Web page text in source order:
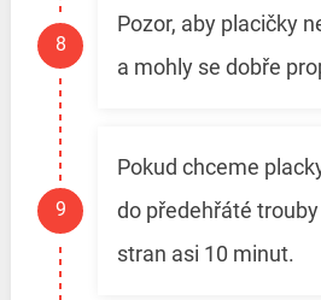
Pozor, aby placičky
a mohly se dobře
Pokud chceme
do předehřáté
stran asi 10 minut.